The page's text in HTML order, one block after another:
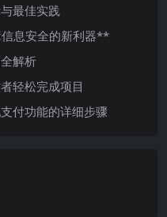
最佳实践
息安全的新利器**
解析
轻松完成项目
付功能的详细步骤